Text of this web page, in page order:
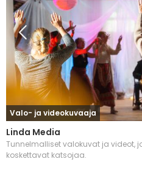
Valo- ja videokuvaaja
Linda Media
Tunnelmalliset valokuvat ja videot,
koskettavat katsojaa.